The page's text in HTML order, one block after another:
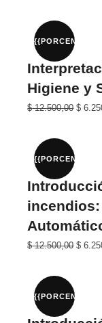
era:
$ 20.000,00.$
Higiene y
El
era:
$ 25.000,00.
$12.500,00El
$
$
El
era:
$ 25.000,00.
$12.500,00El
$
$